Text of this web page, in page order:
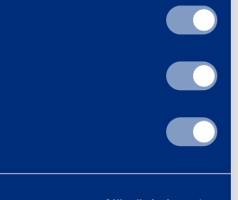
View all trainings